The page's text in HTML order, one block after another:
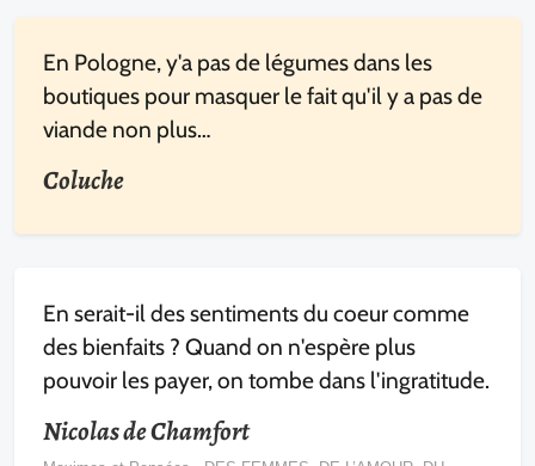
En Pologne, y'a pas de légumes dans les
boutiques pour masquer le fait qu'il y a pas de
viande non plus…
Coluche
En serait-il des sentiments du coeur comme
des bienfaits ? Quand on n'espère plus
pouvoir les payer, on tombe dans l'ingratitude.
Nicolas de Chamfort